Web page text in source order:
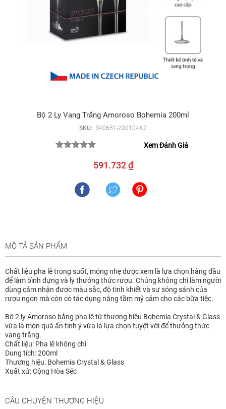
Bộ 2 Ly Vang Trắng Amoroso Bohemia 200ml
SKU: B40651-200104A2
Xem Đánh Giá
591.732 ₫
MÔ TẢ SẢN PHẨM
Chất liệu pha lê trong suốt, mỏng nhẹ được xem là lựa chọn hàng đầu
để làm bình đựng và ly thưởng thức rượu. Chúng không chỉ làm người
dùng cảm nhận được màu sắc, độ tinh khiết và sự sóng sánh của
rượu ngon mà còn có tác dụng nâng tầm mỹ cảm cho các bữa tiệc.
Bộ 2 ly Amoroso bằng pha lê từ thương hiệu Bohemia Crystal & Glass
vừa là món quà ấn tinh ý vừa là lựa chọn tuyệt vời để thưởng thức
vang trắng.
Chất liệu: Pha lê không chì
Dung tích: 200ml
Thương hiệu: Bohemia Crystal & Glass
Xuất xứ: Cộng Hòa Séc
CÂU CHUYỆN THƯƠNG HIỆU